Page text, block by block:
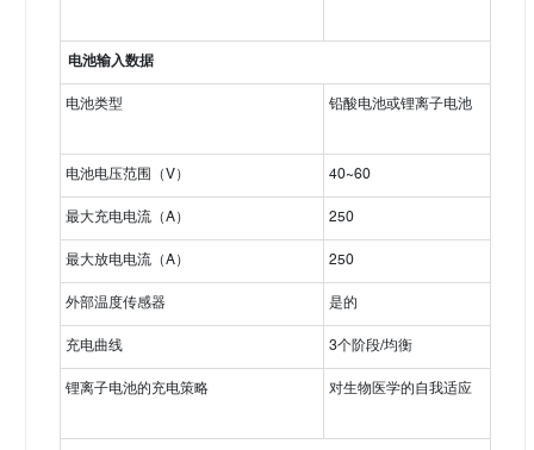
电池输入数据
电池类型 铅酸电池或锂离子电池
电池电压范围（V） 40~60
最大充电电流（A） 250
最大放电电流（A） 250
外部温度传感器 是的
充电曲线 3个阶段/均衡
锂离子电池的充电策略 对生物医学的自我适应